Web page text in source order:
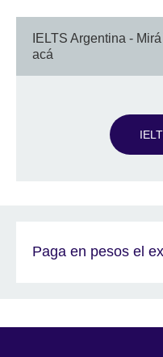
IELTS Argentina -
acá
Paga en pesos el